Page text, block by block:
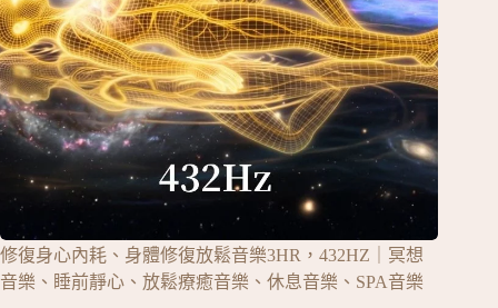
修復身心內耗、身體修復放鬆音樂3HR，432HZ｜冥想
音樂、睡前靜心、放鬆療癒音樂、休息音樂、SPA音樂